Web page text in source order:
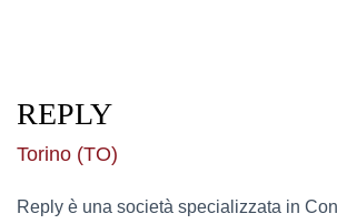
REPLY
Torino (TO)
Reply è una società specializzata in